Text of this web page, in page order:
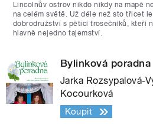
Lincolnův ostrov nikdo nikdy na mapě
na celém světě. Už déle než sto třicet
dobrodružství s pěticí trosečníků, kteří
hlavně nejedno tajemství.
Bylinková poradna
Jarka Rozsypalová-
Kocourková
Koupit